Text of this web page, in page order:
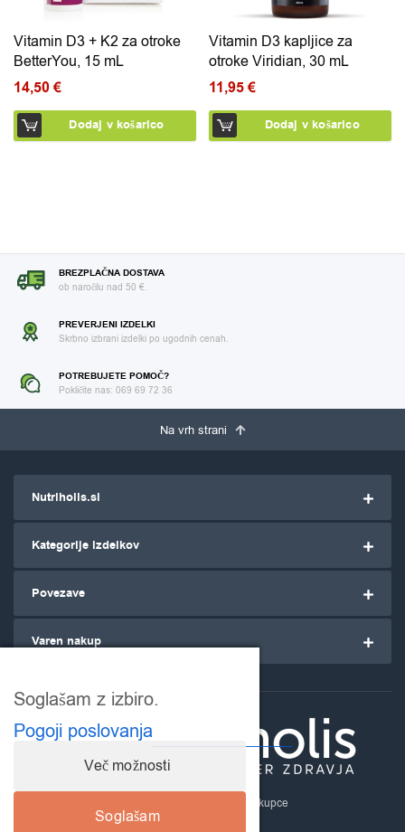
Vitamin D3 + K2 za otroke
BetterYou, 15 mL
14,50€
Dodaj v košarico
Vitamin D3 kapljice za
otroke Viridian, 30 mL
11,95€
Dodaj v košarico
BREZPLAČNA DOSTAVA
ob naročilu nad 50 €.
PREVERJENI IZDELKI
Skrbno izbrani izdelki po ugodnih cenah.
POTREBUJETE POMOČ?
Pokličite nas: 069 69 72 36
Na vrh strani
Nutriholis.si
Kategorije izdelkov
Povezave
Varen nakup
- za ozaveščene kupce
Soglašam z izbiro.
Pogoji poslovanja
Več možnosti
Soglašam